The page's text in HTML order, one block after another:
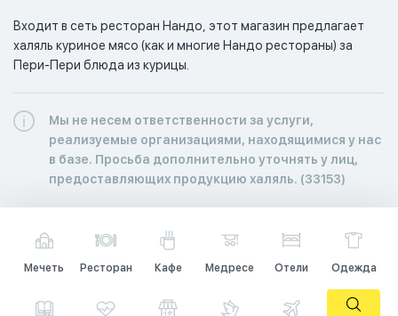
Входит в сеть ресторан Нандо, этот магазин предлагает
халяль куриное мясо (как и многие Нандо рестораны) за
Пери-Пери блюда из курицы.
Мы не несем ответственности за услуги,
реализуемые организациями, находящимися у нас
в базе. Просьба дополнительно уточнять у лиц,
предоставляющих продукцию халяль. (33153)
Мечеть Ресторан Кафе Медресе Отели Одежда